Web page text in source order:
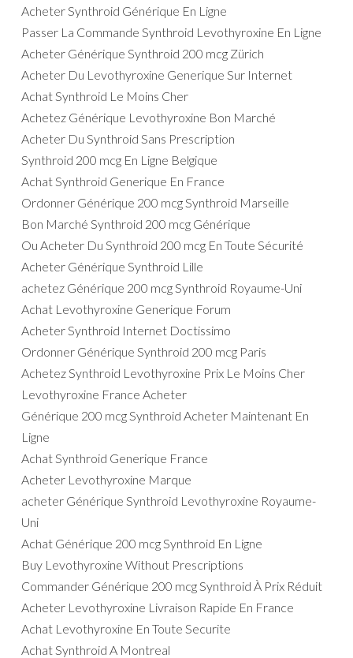
Acheter Synthroid Générique En Ligne
Passer La Commande Synthroid Levothyroxine En Ligne
Acheter Générique Synthroid 200 mcg Zürich
Acheter Du Levothyroxine Generique Sur Internet
Achat Synthroid Le Moins Cher
Achetez Générique Levothyroxine Bon Marché
Acheter Du Synthroid Sans Prescription
Synthroid 200 mcg En Ligne Belgique
Achat Synthroid Generique En France
Ordonner Générique 200 mcg Synthroid Marseille
Bon Marché Synthroid 200 mcg Générique
Ou Acheter Du Synthroid 200 mcg En Toute Sécurité
Acheter Générique Synthroid Lille
achetez Générique 200 mcg Synthroid Royaume-Uni
Achat Levothyroxine Generique Forum
Acheter Synthroid Internet Doctissimo
Ordonner Générique Synthroid 200 mcg Paris
Achetez Synthroid Levothyroxine Prix Le Moins Cher
Levothyroxine France Acheter
Générique 200 mcg Synthroid Acheter Maintenant En
Ligne
Achat Synthroid Generique France
Acheter Levothyroxine Marque
acheter Générique Synthroid Levothyroxine Royaume-
Uni
Achat Générique 200 mcg Synthroid En Ligne
Buy Levothyroxine Without Prescriptions
Commander Générique 200 mcg Synthroid À Prix Réduit
Acheter Levothyroxine Livraison Rapide En France
Achat Levothyroxine En Toute Securite
Achat Synthroid A Montreal